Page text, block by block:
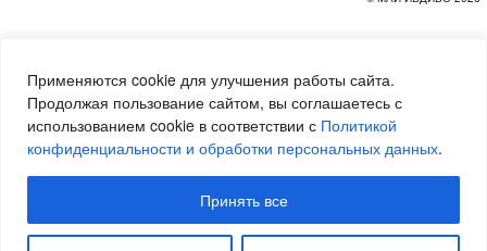
Применяются cookie для улучшения работы сайта.
Продолжая пользование сайтом, вы соглашаетесь с
использованием cookie в соответствии с Политикой
конфиденциальности и обработки персональных данных.
Принять все